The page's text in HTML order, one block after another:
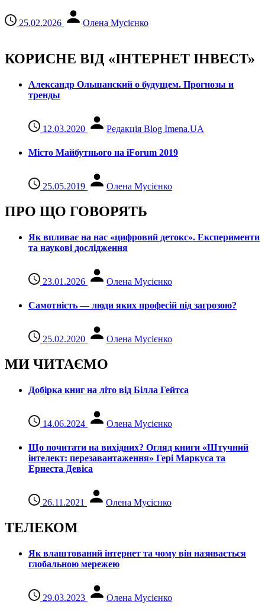
25.02.2026 Олена Мусієнко
КОРИСНЕ ВІД «ІНТЕРНЕТ ІНВЕСТ»
Александр Ольшанский о будущем. Прогнозы и
тренды
12.03.2020 Редакція Blog Imena.UA
Місто Майбутнього на iForum 2019
25.05.2019 Олена Мусієнко
ПРО ЩО ГОВОРЯТЬ
Як впливає на нас «цифровий детокс». Експерименти
та наукові дослідження
23.01.2026 Олена Мусієнко
Самотність — люди яких професій під загрозою?
25.02.2020 Олена Мусієнко
МИ ЧИТАЄМО
Добірка книг на літо від Білла Гейтса
14.06.2024 Олена Мусієнко
Що почитати на вихідних? Огляд книги «Штучний
інтелект: перезавантаження» Гері Маркуса та
Ернеста Девіса
26.11.2021 Олена Мусієнко
ТЕЛЕКОМ
Як влаштований інтернет та чому він називається
глобальною мережею
29.03.2023 Олена Мусієнко